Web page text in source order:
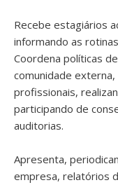
Recebe estagiários
informando as
Coordena políticas
comunidade
profissionais,
participando de
auditorias.
Apresenta,
empresa, relatórios